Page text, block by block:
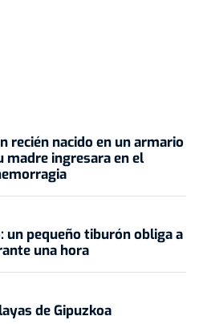
recién nacido en un armario
madre ingresara en el
un pequeño tiburón obliga a
una hora
de Gipuzkoa